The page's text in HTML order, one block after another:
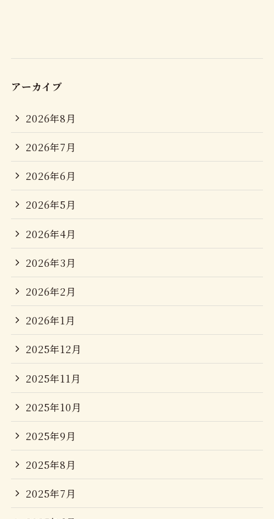
アーカイブ
2026年8月
2026年7月
2026年6月
2026年5月
2026年4月
2026年3月
2026年2月
2026年1月
2025年12月
2025年11月
2025年10月
2025年9月
2025年8月
2025年7月